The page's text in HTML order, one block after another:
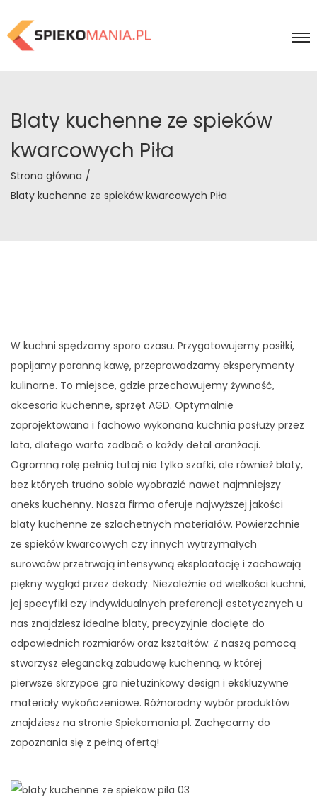
Blaty kuchenne ze spieków
kwarcowych Piła
Strona główna /
Blaty kuchenne ze spieków kwarcowych Piła
W kuchni spędzamy sporo czasu. Przygotowujemy posiłki,
popijamy poranną kawę, przeprowadzamy eksperymenty
kulinarne. To miejsce, gdzie przechowujemy żywność,
akcesoria kuchenne, sprzęt AGD. Optymalnie
zaprojektowana i fachowo wykonana kuchnia posłuży przez
lata, dlatego warto zadbać o każdy detal aranżacji.
Ogromną rolę pełnią tutaj nie tylko szafki, ale również blaty,
bez których trudno sobie wyobrazić nawet najmniejszy
aneks kuchenny. Nasza firma oferuje najwyższej jakości
blaty kuchenne ze szlachetnych materiałów. Powierzchnie
ze spieków kwarcowych czy innych wytrzymałych
surowców przetrwają intensywną eksploatację i zachowają
piękny wygląd przez dekady. Niezależnie od wielkości kuchni,
jej specyfiki czy indywidualnych preferencji estetycznych u
nas znajdziesz idealne blaty, precyzyjnie docięte do
odpowiednich rozmiarów oraz kształtów. Z naszą pomocą
stworzysz elegancką zabudowę kuchenną, w której
pierwsze skrzypce gra nietuzinkowy design i ekskluzywne
materiały wykończeniowe. Różnorodny wybór produktów
znajdziesz na stronie Spiekomania.pl. Zachęcamy do
zapoznania się z pełną ofertą!